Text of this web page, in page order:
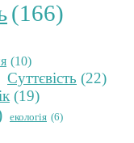
(166)
(10)
Суттєвість (22)
(19)
екологія (6)